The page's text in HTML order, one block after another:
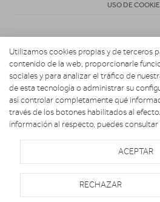
USO DE
Copyright 2026. MARIO
Utilizamos cookies propias y de terceros
contenido de la web, proporcionarle
sociales y para analizar el tráfico de
de esta tecnología o administrar su
así controlar completamente qué
través de los botones habilitados al
información al respecto, puedes consultar
ACEPTAR
RECHAZAR